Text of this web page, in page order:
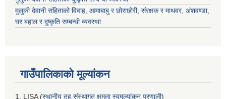
मुलुकी देवानी संहिताको विवाह, आमाबाबु र छोराछोरी, संरक्षक र माथवर, अंशवण्डा,
घर बहाल र दुष्कृति सम्बन्धी व्यवस्था
गाउँपालिकाको मूल्यांकन
1. LISA (स्थानीय तह संस्थागत क्षमता स्वमूल्यांकन प्रणाली)